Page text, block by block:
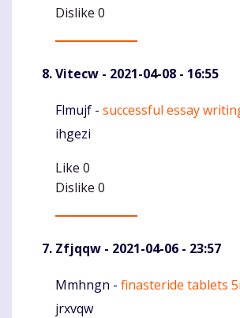
Dislike 0
Vitecw - 2021-04-08 - 16:55
Komentaras
Flmujf - successful essay
ihgezi
Like 0
Dislike 0
Zfjqqw - 2021-04-06 - 23:57
Komentaras
Mmhngn - finasteride tablets
jrxvqw